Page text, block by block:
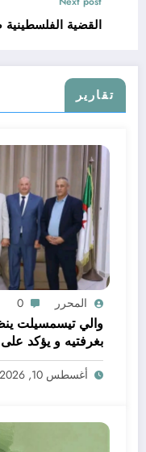
القضية
تقارير
المحرر 0
والي تيسمسيلت
بغرفتيه و يؤكد
خدمة للتنمية و
أغسطس 10, 2026